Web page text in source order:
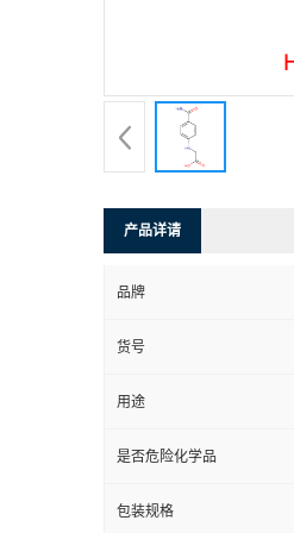
产品详请
品牌
货号
用途
是否危险化学品
包装规格